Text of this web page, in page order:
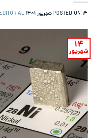
POSTED ON ۱۴ شهریور ۱۴۰۱
۱۴
شهریور